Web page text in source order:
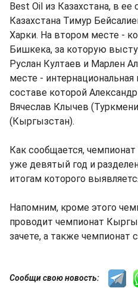
Best Oil из Казахстана, в
Казахстана Тимур
Харки. На втором месте -
Бишкека, за которую
Руслан Култаев и Марлен
месте -
составе которой
Вячеслав Клычев
(Кыргызстан).
Как сообщается,
уже девятый год и
итогам которого
Напомним, кроме этого
проводит чемпионат
зачете, а также чемпионат
Сообщи свою новость: